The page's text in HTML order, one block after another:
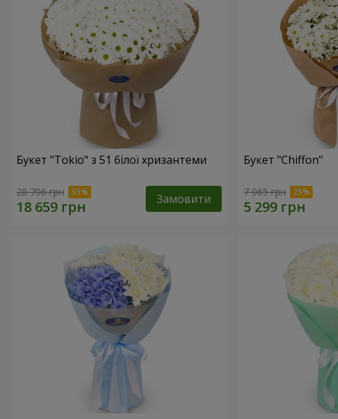
Букет "Tokio" з 51 білої хризантеми
28 706 грн Замовити
Букет "Chiffon"
7 065 грн